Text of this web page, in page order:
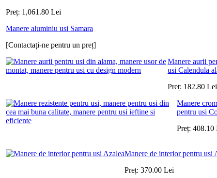
Preț: 1,061.80 Lei
Manere aluminiu usi Samara
[Contactați-ne pentru un preț]
Manere aurii
usi Calendula
Preț: 182.80 Lei
Manere
pentru usi
Preț: 408.10
Manere de interior pentru usi
Preț: 370.00 Lei